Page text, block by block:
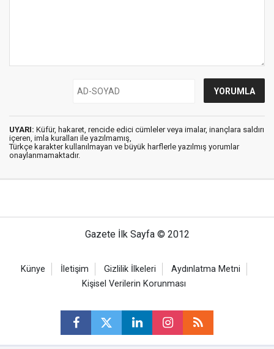
UYARI: Küfür, hakaret, rencide edici cümleler veya imalar, inançlara saldırı
içeren, imla kuralları ile yazılmamış,
Türkçe karakter kullanılmayan ve büyük harflerle yazılmış yorumlar
onaylanmamaktadır.
Gazete İlk Sayfa © 2012
Künye İletişim Gizlilik İlkeleri
Aydınlatma Metni
Kişisel Verilerin Korunması